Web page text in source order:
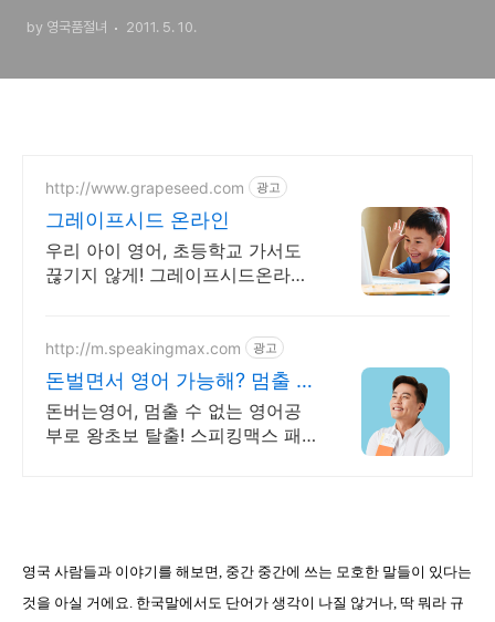
by 영국품절녀 2011. 5. 10.
http://www.grapeseed.com 광고
그레이프시드 온라인
우리 아이 영어, 초등학교 가서도
끊기지 않게! 그레이프시드온라인
쑥쑥 길러보세요!
http://m.speakingmax.com 광고
돈벌면서 영어 가능해? 멈출 수
없는 영어회화
돈버는영어, 멈출 수 없는 영어공
부로 왕초보 탈출! 스피킹맥스 패
영국 사람들과 이야기를 해보면, 중간 중간에 쓰는 모호한 말들이 있다는
것을 아실 거에요. 한국말에서도 단어가 생각이 나질 않거나, 딱 뭐라 규